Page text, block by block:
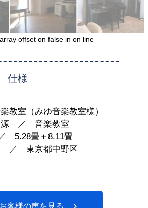
offset on false in on line
仕様
室（みゆ音楽教室様）
源 ／ 音楽教室
5.28畳＋8.11畳
／ 東京都中野区